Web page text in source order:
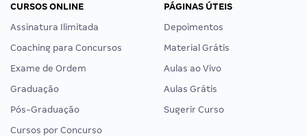
CURSOS ONLINE
Assinatura Ilimitada
Coaching para Concursos
Exame de Ordem
Graduação
Pós-Graduação
Cursos por Concurso
PÁGINAS ÚTEIS
Depoimentos
Material Grátis
Aulas ao Vivo
Aulas Grátis
Sugerir Curso